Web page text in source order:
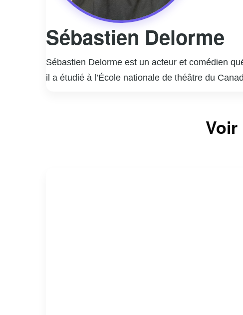
Sébastien Delorme
Sébastien Delorme est un acteur et comédien
il a étudié à l’École nationale de théâtre du
interprétation nuancée et authentique de